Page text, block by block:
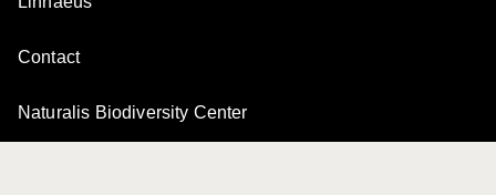
Contact
Naturalis Biodiversity Center